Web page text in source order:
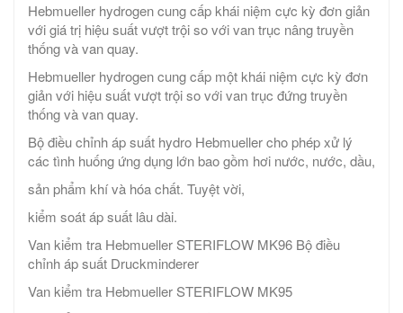
Hebmueller hydrogen cung cấp khái niệm cực kỳ đơn giản
với giá trị hiệu suất vượt trội so với van trục nâng truyền
thống và van quay.
Hebmueller hydrogen cung cấp một khái niệm cực kỳ đơn
giản với hiệu suất vượt trội so với van trục đứng truyền
thống và van quay.
Bộ điều chỉnh áp suất hydro Hebmueller cho phép xử lý
các tình huống ứng dụng lớn bao gồm hơi nước, nước, dầu,
sản phẩm khí và hóa chất. Tuyệt vời,
kiểm soát áp suất lâu dài.
Van kiểm tra Hebmueller STERIFLOW MK96 ​​Bộ điều
chỉnh áp suất Druckminderer
Van kiểm tra Hebmueller STERIFLOW MK95